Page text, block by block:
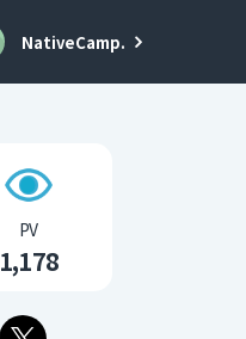
NativeCamp.
PV
1,178